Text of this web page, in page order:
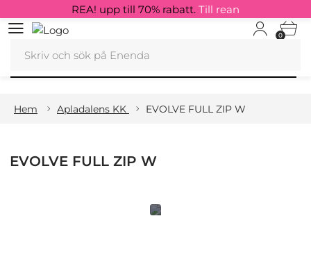
0
REA! upp till 70% rabatt. Till rean
Hem Apladalens KK EVOLVE FULL ZIP W
EVOLVE FULL ZIP W